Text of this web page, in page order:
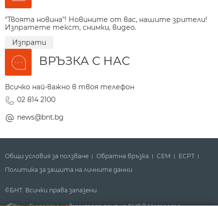
"Твоята новина"! Новините от вас, нашите зрители!
Изпратете текст, снимки, видео.
Изпрати
ВРЪЗКА С НАС
Всичко най-важно в твоя телефон
02 814 2100
news@bnt.bg
Общи условия за ползване Обратна връзка СЕМ
ECPT
Политика за защита на личните данни
©БНТ. Всички права запазени